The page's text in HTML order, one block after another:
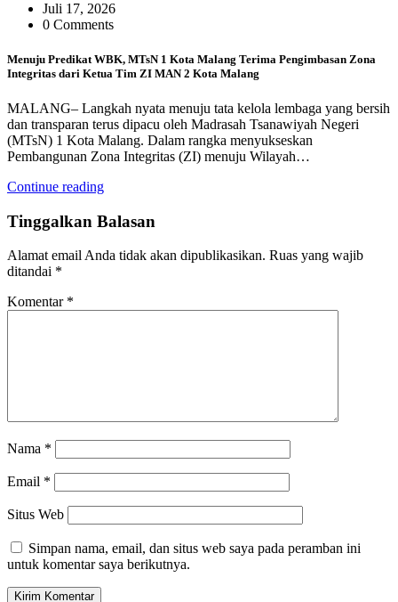
Juli 17, 2026
0 Comments
Menuju Predikat WBK, MTsN 1 Kota Malang Terima Pengimbasan Zona
Integritas dari Ketua Tim ZI MAN 2 Kota Malang
MALANG– Langkah nyata menuju tata kelola lembaga yang bersih
dan transparan terus dipacu oleh Madrasah Tsanawiyah Negeri
(MTsN) 1 Kota Malang. Dalam rangka menyukseskan
Pembangunan Zona Integritas (ZI) menuju Wilayah…
Continue reading
Tinggalkan Balasan
Alamat email Anda tidak akan dipublikasikan. Ruas yang wajib
ditandai *
Komentar *
Nama *
Email *
Situs Web
Simpan nama, email, dan situs web saya pada peramban ini
untuk komentar saya berikutnya.